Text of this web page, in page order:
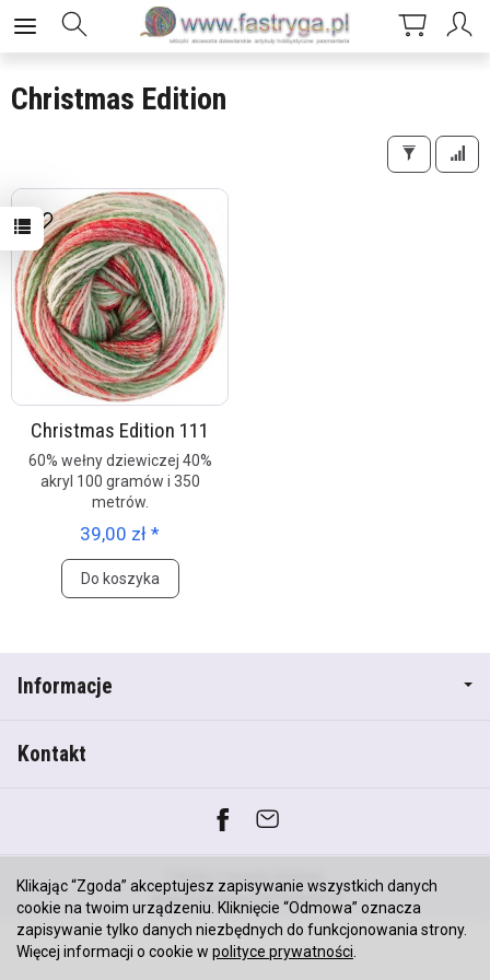
Christmas Edition
Christmas Edition 111
60% wełny dziewiczej 40%
akryl 100 gramów i 350
metrów.
39,00 zł *
Do koszyka
Informacje
Kontakt
*) brutto +
koszty dostawy
Sklep internetowy SOTESHOP AI
Klikając “Zgoda” akceptujesz zapisywanie wszystkich danych
cookie na twoim urządzeniu. Kliknięcie “Odmowa” oznacza
zapisywanie tylko danych niezbędnych do funkcjonowania strony.
Więcej informacji o cookie w polityce prywatności